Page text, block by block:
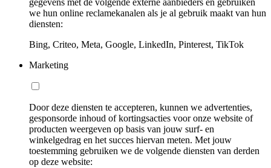
gegevens met de volgende externe aanbieders en gebruiken
we hun online reclamekanalen als je al gebruik maakt van hun
diensten:
Bing, Criteo, Meta, Google, LinkedIn, Pinterest, TikTok
Marketing
Door deze diensten te accepteren, kunnen we advertenties,
gesponsorde inhoud of kortingsacties voor onze website of
producten weergeven op basis van jouw surf- en
winkelgedrag en het succes hiervan meten. Met jouw
toestemming gebruiken we de volgende diensten van derden
op deze website: